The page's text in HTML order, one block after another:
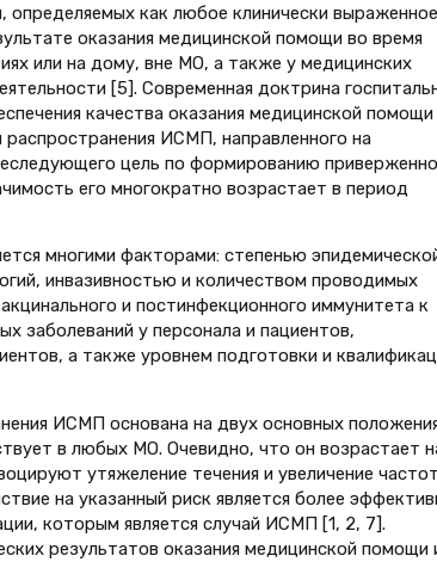
как любое клинически выраженное
оказания медицинской помощи во время
или на дому, вне МО, а также у медицинских
[5]. Современная доктрина
качества оказания медицинской помощи
ИСМП, направленного на
цель по формированию
его многократно возрастает в период
многими факторами: степенью
инвазивностью и количеством проводимых
и постинфекционного иммунитета к
заболеваний у персонала и пациентов,
а также уровнем подготовки и
ИСМП основана на двух основных
в любых МО. Очевидно, что он возрастает
утяжеление течения и увеличение
на указанный риск является более
которым является случай ИСМП [1, 2, 7].
результатов оказания медицинской помощи